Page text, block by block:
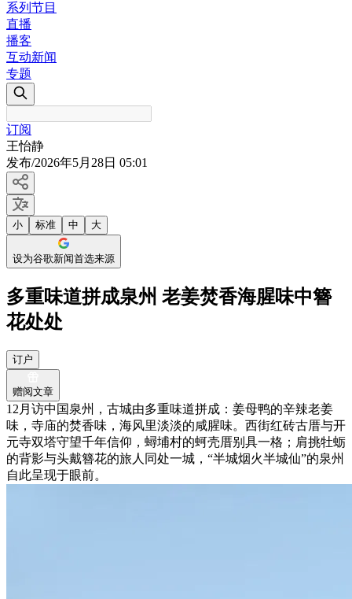
系列节目
直播
播客
互动新闻
专题
订阅
王怡静
发布/2026年5月28日 05:01
小 标准 中 大
设为谷歌新闻首选来源
多重味道拼成泉州 老姜焚香海腥味中簪
花处处
订户
赠阅文章
12月访中国泉州，古城由多重味道拼成：姜母鸭的辛辣老姜
味，寺庙的焚香味，海风里淡淡的咸腥味。西街红砖古厝与开
元寺双塔守望千年信仰，蟳埔村的蚵壳厝别具一格；肩挑牡蛎
的背影与头戴簪花的旅人同处一城，“半城烟火半城仙”的泉州
自此呈现于眼前。